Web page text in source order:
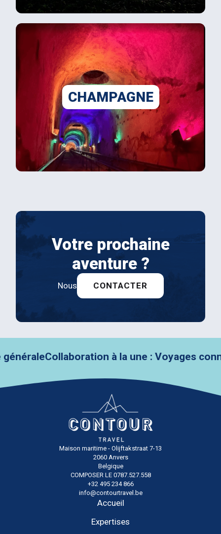
CHAMPAGNE
Votre prochaine
aventure ?
Nous CONTACTER
Collaboration à la une : Voyages
Maison maritime - Olijftakstraat 7-13
2060 Anvers
Belgique
COMPOSER LE 0787.527.558
+32 495 234 866
info@contourtravel.be
Accueil
Expertises